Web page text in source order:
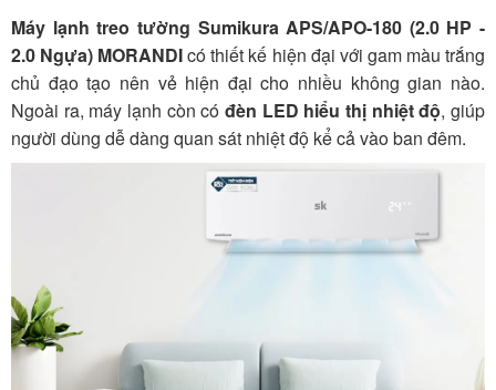
Máy lạnh treo tường Sumikura APS/APO-180 (2.0 HP -
2.0 Ngựa) MORANDIcó thiết kế hiện đại với gam màu trắng
chủ đạo tạo nên vẻ hiện đại cho nhiều không gian nào.
Ngoài ra, máy lạnh còn có đèn LED hiểu thị nhiệt độ, giúp
người dùng dễ dàng quan sát nhiệt độ kể cả vào ban đêm.